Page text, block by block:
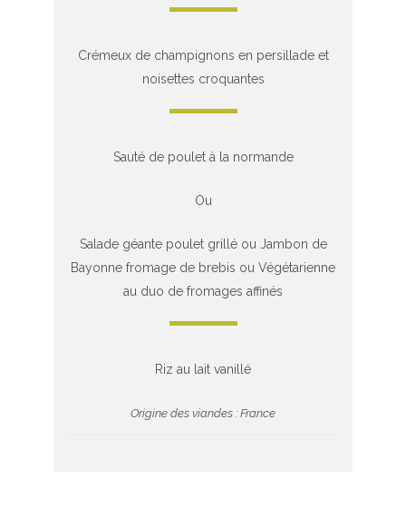
Crémeux de champignons en persillade et
noisettes croquantes
Sauté de poulet à la normande
Ou
Salade géante poulet grillé ou Jambon de
Bayonne fromage de brebis ou Végétarienne
au duo de fromages affinés
Riz au lait vanillé
Origine des viandes : France